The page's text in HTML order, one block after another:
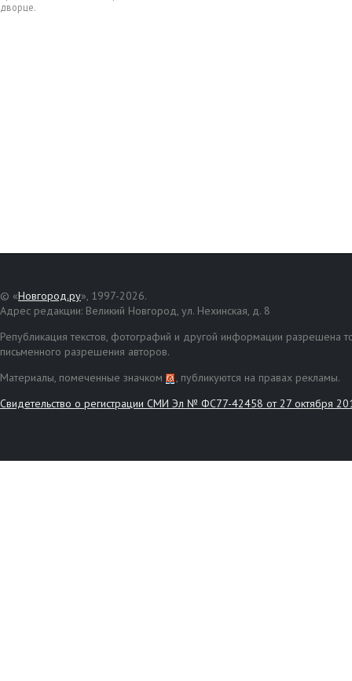
дворце.
© «Новгород.ру», 1997-2026.
Адрес редакции: Великий Новгород, ул. Нехинская, д. 8
Републикация текстов, фотографий и другой информации разрешена
письменного разрешения авторов.
Материалы, помеченные значком
, публикуются на правах рекламы.
Свидетельство о регистрации СМИ Эл № ФС77-42458 от 27 октября